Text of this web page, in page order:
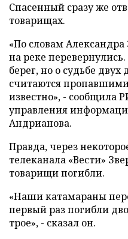
Спасенный сразу же
товарищах.
«По словам Александра
на реке
берег, но о судьбе
считаются
известно», - сообщила
управления
Андрианова.
Правда, через
телеканала «Вести»
товарищи погибли.
«Наши катамараны
первый раз погибли
трое», - сказал он.